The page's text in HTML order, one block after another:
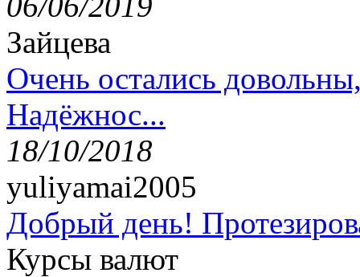
Зайцева
Очень остались
Надёжнос...
18/10/2018
yuliyamai2005
Добрый день!
Курсы валют